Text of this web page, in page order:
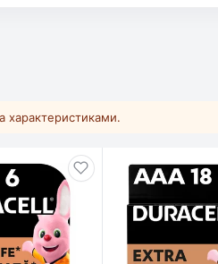
характеристиками.